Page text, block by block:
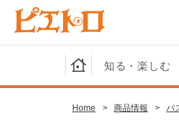
知る・楽しむ
Home > 商品情報 > パ